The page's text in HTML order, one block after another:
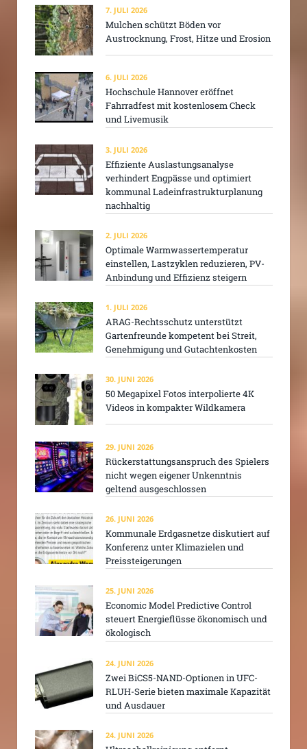
7. JULI 2026
Mulchen schützt Böden vor
Austrocknung, Frost, Hitze und Erosion
6. JULI 2026
Hochschule Hannover eröffnet
Fahrradfest mit kostenlosem Check
und Livemusik
3. JULI 2026
Effiziente Auslastungsanalyse
verhindert Engpässe und optimiert
kommunal Ladeinfrastrukturplanung
nachhaltig
2. JULI 2026
Optimale Warmwassertemperatur
einstellen, Lastzyklen reduzieren, PV-
Anbindung und Effizienz steigern
1. JULI 2026
ARAG-Rechtsschutz unterstützt
Gartenfreunde kompetent bei Streit,
Genehmigung und Gutachtenkosten
30. JUNI 2026
50 Megapixel Fotos interpolierte 4K
Videos in kompakter Wildkamera
29. JUNI 2026
Rückerstattungsanspruch des Spielers
nicht wegen eigener Unkenntnis
geltend ausgeschlossen
26. JUNI 2026
Kommunale Erdgasnetze diskutiert auf
Konferenz unter Klimazielen und
Preissteigerungen
25. JUNI 2026
Economic Model Predictive Control
steuert Energieflüsse ökonomisch und
ökologisch
24. JUNI 2026
Zwei BiCS5-NAND-Optionen in UFC-
RLUH-Serie bieten maximale Kapazität
und Ausdauer
24. JUNI 2026